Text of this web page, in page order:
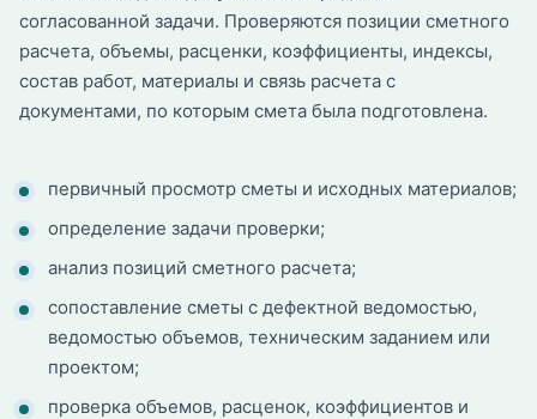
согласованной задачи. Проверяются позиции сметного
расчета, объемы, расценки, коэффициенты, индексы,
состав работ, материалы и связь расчета с
документами, по которым смета была подготовлена.
первичный просмотр сметы и исходных материалов;
определение задачи проверки;
анализ позиций сметного расчета;
сопоставление сметы с дефектной ведомостью,
ведомостью объемов, техническим заданием или
проектом;
проверка объемов, расценок, коэффициентов и